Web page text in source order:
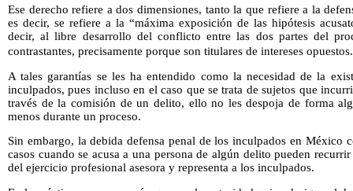
Ese derecho refiere a dos dimensiones, tanto la que refiere a la
es decir, se refiere a la “máxima exposición de las hipótesis
decir, al libre desarrollo del conflicto entre las dos partes del
contrastantes, precisamente porque son titulares de intereses
A tales garantías se les ha entendido como la necesidad de la
inculpados, pues incluso en el caso que se trata de sujetos que
través de la comisión de un delito, ello no les despoja de forma
menos durante un proceso.
Sin embargo, la debida defensa penal de los inculpados en México
casos cuando se acusa a una persona de algún delito pueden
del ejercicio profesional asesora y representa a los inculpados.